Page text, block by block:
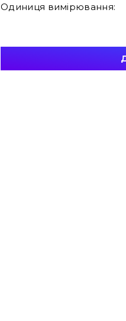
Одиниця вимірювання: